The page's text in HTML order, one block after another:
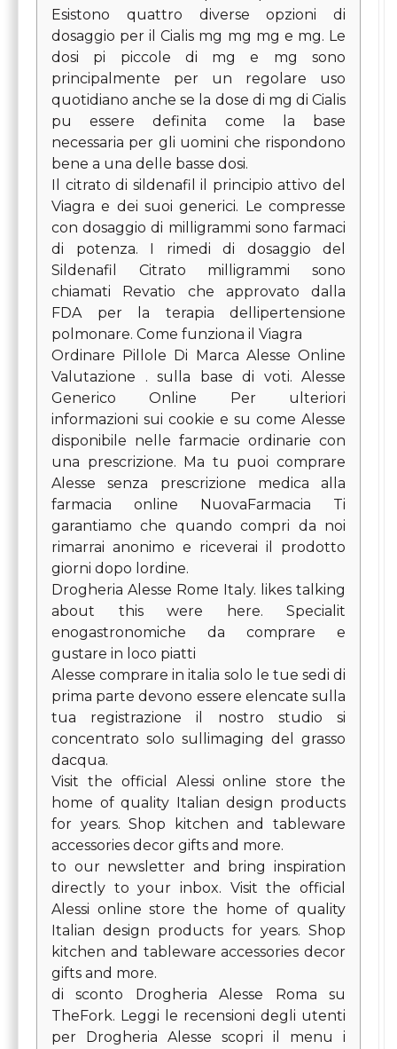
Esistono quattro diverse opzioni di
dosaggio per il Cialis mg mg mg e mg. Le
dosi pi piccole di mg e mg sono
principalmente per un regolare uso
quotidiano anche se la dose di mg di Cialis
pu essere definita come la base
necessaria per gli uomini che rispondono
bene a una delle basse dosi.
Il citrato di sildenafil il principio attivo del
Viagra e dei suoi generici. Le compresse
con dosaggio di milligrammi sono farmaci
di potenza. I rimedi di dosaggio del
Sildenafil Citrato milligrammi sono
chiamati Revatio che approvato dalla
FDA per la terapia dellipertensione
polmonare. Come funziona il Viagra
Ordinare Pillole Di Marca Alesse Online
Valutazione . sulla base di voti. Alesse
Generico Online Per ulteriori
informazioni sui cookie e su come Alesse
disponibile nelle farmacie ordinarie con
una prescrizione. Ma tu puoi comprare
Alesse senza prescrizione medica alla
farmacia online NuovaFarmacia Ti
garantiamo che quando compri da noi
rimarrai anonimo e riceverai il prodotto
giorni dopo lordine.
Drogheria Alesse Rome Italy. likes talking
about this were here. Specialit
enogastronomiche da comprare e
gustare in loco piatti
Alesse comprare in italia solo le tue sedi di
prima parte devono essere elencate sulla
tua registrazione il nostro studio si
concentrato solo sullimaging del grasso
dacqua.
Visit the official Alessi online store the
home of quality Italian design products
for years. Shop kitchen and tableware
accessories decor gifts and more.
to our newsletter and bring inspiration
directly to your inbox. Visit the official
Alessi online store the home of quality
Italian design products for years. Shop
kitchen and tableware accessories decor
gifts and more.
di sconto Drogheria Alesse Roma su
TheFork. Leggi le recensioni degli utenti
per Drogheria Alesse scopri il menu i